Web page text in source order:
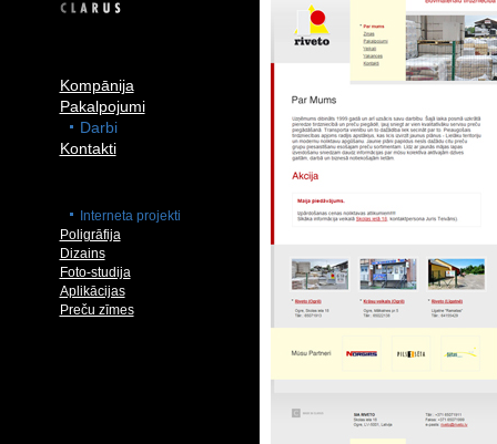
Kompānija
Pakalpojumi
Darbi
Kontakti
Interneta projekti
Poligrāfija
Dizains
Foto-studija
Aplikācijas
Preču zīmes